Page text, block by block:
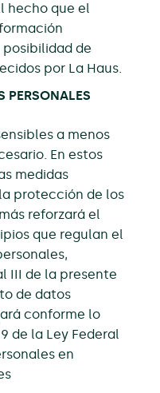
hecho que el
de
por La Haus.
PERSONALES
a menos
En estos
medidas
protección de los
reforzará el
que regulan el
III de la presente
de datos
conforme lo
de la Ley Federal
en